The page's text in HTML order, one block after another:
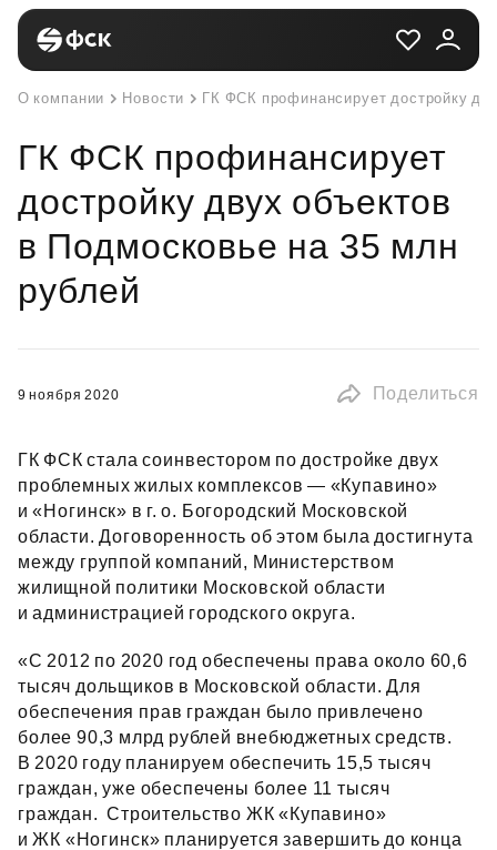
О компании Новости ГК ФСК профинансирует достройку
ГК ФСК профинансирует
достройку двух объектов
в Подмосковье на 35 млн
рублей
9 ноября 2020 Поделиться
ГК ФСК стала соинвестором по достройке двух
проблемных жилых комплексов — «Купавино»
и «Ногинск» в г. о. Богородский Московской
области. Договоренность об этом была достигнута
между группой компаний, Министерством
жилищной политики Московской области
и администрацией городского округа.
«С 2012 по 2020 год обеспечены права около 60,6
тысяч дольщиков в Московской области. Для
обеспечения прав граждан было привлечено
более 90,3 млрд рублей внебюджетных средств.
В 2020 году планируем обеспечить 15,5 тысяч
граждан, уже обеспечены более 11 тысяч
граждан. Строительство ЖК «Купавино»
и ЖК «Ногинск» планируется завершить до конца